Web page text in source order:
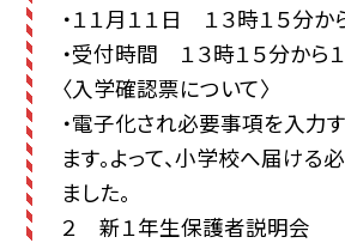
・１１月１１日 １３時１５分か
・受付時間 １３時１５分から
〈入学確認票について〉
・電子化され必要事項を入力
ます。よって、小学校へ届ける
ました。
２ 新１年生保護者説明会